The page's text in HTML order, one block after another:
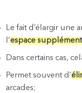
Le fait d’élargir une
l’espace
Dans certains cas,
Permet souvent d’
arcades;